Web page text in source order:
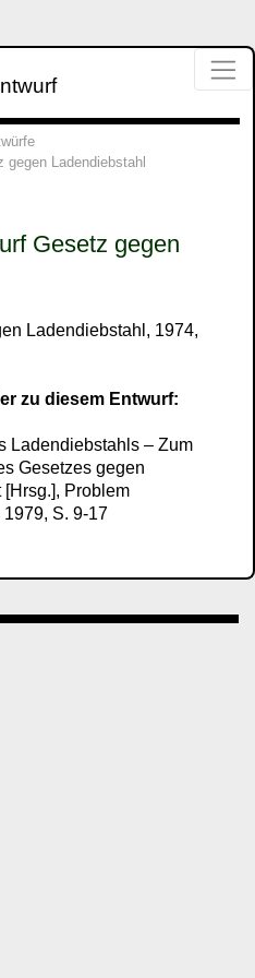
Ladendiebstahl
Gesetz gegen
Ladendiebstahl, 1974,
zu diesem Entwurf:
Ladendiebstahls – Zum
Gesetzes gegen
Problem
S. 9-17